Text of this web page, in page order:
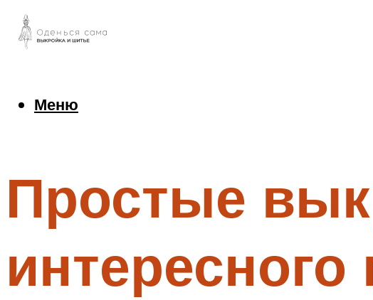
Блуза и рубашка
Джемпер и свитер
Меню
Меню
Простые
интересного